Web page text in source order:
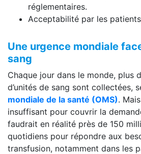
réglementaires.
Acceptabilité par les
Une urgence mondiale
sang
Chaque jour dans le monde, plus
d’unités de sang sont collectées,
mondiale de la santé (OMS).
insuffisant pour couvrir la
faudrait en réalité près de 150
quotidiens pour répondre aux
transfusion, notamment dans les